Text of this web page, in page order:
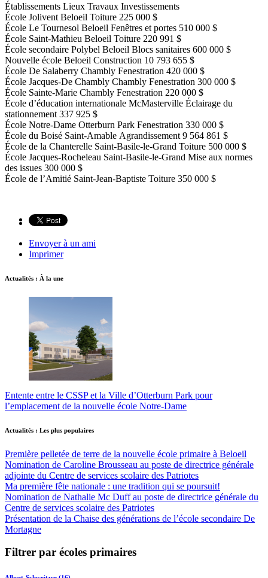
Établissements Lieux Travaux Investissements
École Jolivent Beloeil Toiture 225 000 $
École Le Tournesol Beloeil Fenêtres et portes 510 000 $
École Saint-Mathieu Beloeil Toiture 220 991 $
École secondaire Polybel Beloeil Blocs sanitaires 600 000 $
Nouvelle école Beloeil Construction 10 793 655 $
École De Salaberry Chambly Fenestration 420 000 $
École Jacques-De Chambly Chambly Fenestration 300 000 $
École Sainte-Marie Chambly Fenestration 220 000 $
École d’éducation internationale McMasterville Éclairage du
stationnement 337 925 $
École Notre-Dame Otterburn Park Fenestration 330 000 $
École du Boisé Saint-Amable Agrandissement 9 564 861 $
École de la Chanterelle Saint-Basile-le-Grand Toiture 500 000 $
École Jacques-Rocheleau Saint-Basile-le-Grand Mise aux normes
des issues 300 000 $
École de l’Amitié Saint-Jean-Baptiste Toiture 350 000 $
Envoyer à un ami
Imprimer
Actualités : À la une
Entente entre le CSSP et la Ville d’Otterburn Park pour
l’emplacement de la nouvelle école Notre-Dame
Actualités : Les plus populaires
Première pelletée de terre de la nouvelle école primaire à Beloeil
Nomination de Caroline Brousseau au poste de directrice générale
adjointe du Centre de services scolaire des Patriotes
Ma première fête nationale : une tradition qui se poursuit!
Nomination de Nathalie Mc Duff au poste de directrice générale du
Centre de services scolaire des Patriotes
Présentation de la Chaise des générations de l’école secondaire De
Mortagne
Filtrer par écoles primaires